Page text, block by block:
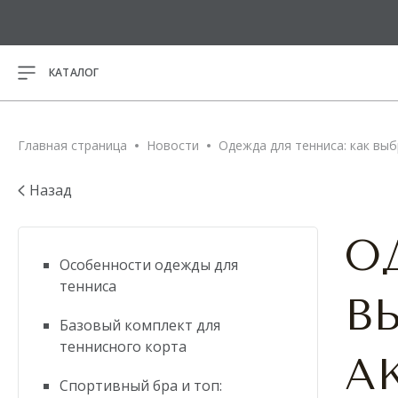
КАТАЛОГ
РАСПРОДАЖА
ПОДАРОЧНЫЕ
СЕРТИФИКАТЫ
Магазины
О нас
Майки
Футболки
Лонгсливы
Кроп-топы
Свитшоты
Платья
Главная страница Новости Одежда для тенниса: как
Назад
Особенности одежды для
тенниса
Базовый комплект для
теннисного корта
Спортивный бра и топ: